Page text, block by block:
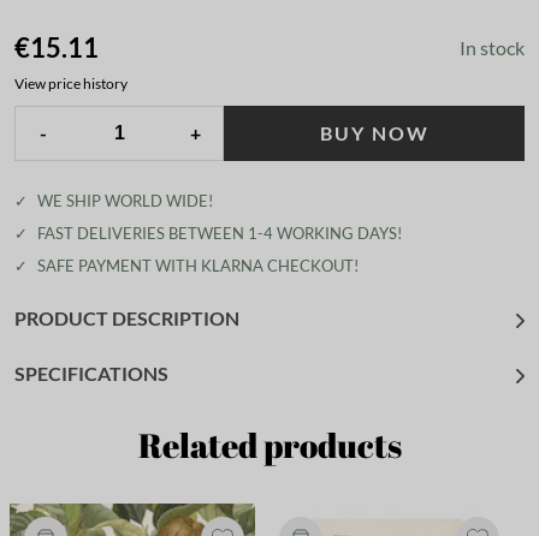
€15.11 In stock
View price history
- + BUY NOW
✓
WE SHIP WORLD WIDE!
✓
FAST DELIVERIES BETWEEN 1-4 WORKING DAYS!
✓
SAFE PAYMENT WITH KLARNA CHECKOUT!
PRODUCT DESCRIPTION
SPECIFICATIONS
Related products